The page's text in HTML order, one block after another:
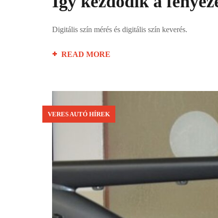
Digitális szín mérés és digitális szín keverés.
READ MORE
VERES AUTÓ HÍREK